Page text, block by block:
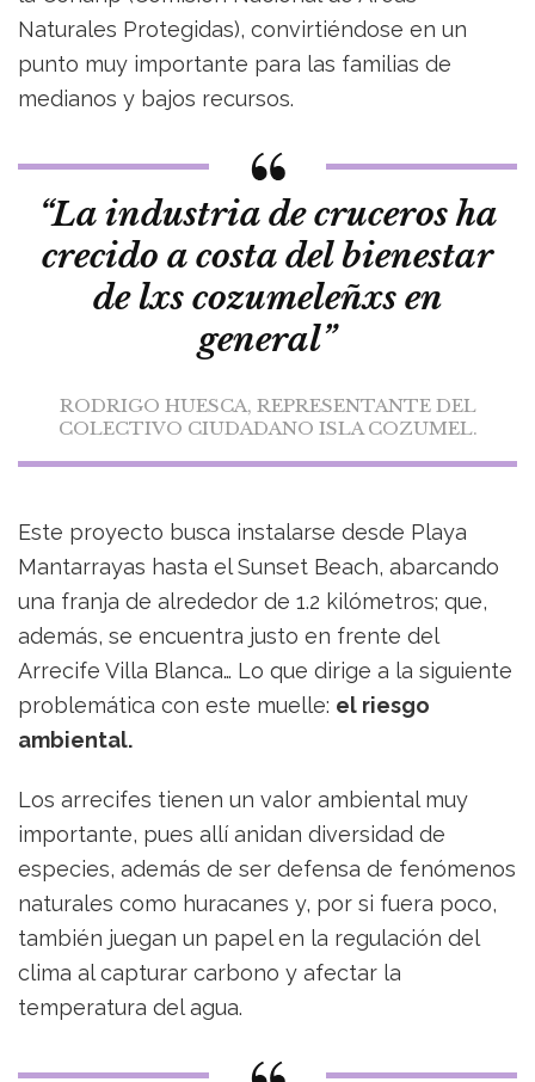
Naturales Protegidas), convirtiéndose en un
punto muy importante para las familias de
medianos y bajos recursos.
“La industria de cruceros ha
crecido a costa del bienestar
de lxs cozumeleñxs en
general”
RODRIGO HUESCA, REPRESENTANTE DEL
COLECTIVO CIUDADANO ISLA COZUMEL.
Este proyecto busca instalarse desde Playa
Mantarrayas hasta el Sunset Beach, abarcando
una franja de alrededor de 1.2 kilómetros; que,
además, se encuentra justo en frente del
Arrecife Villa Blanca… Lo que dirige a la siguiente
problemática con este muelle: el riesgo
ambiental.
Los arrecifes tienen un valor ambiental muy
importante, pues allí anidan diversidad de
especies, además de ser defensa de fenómenos
naturales como huracanes y, por si fuera poco,
también juegan un papel en la regulación del
clima al capturar carbono y afectar la
temperatura del agua.